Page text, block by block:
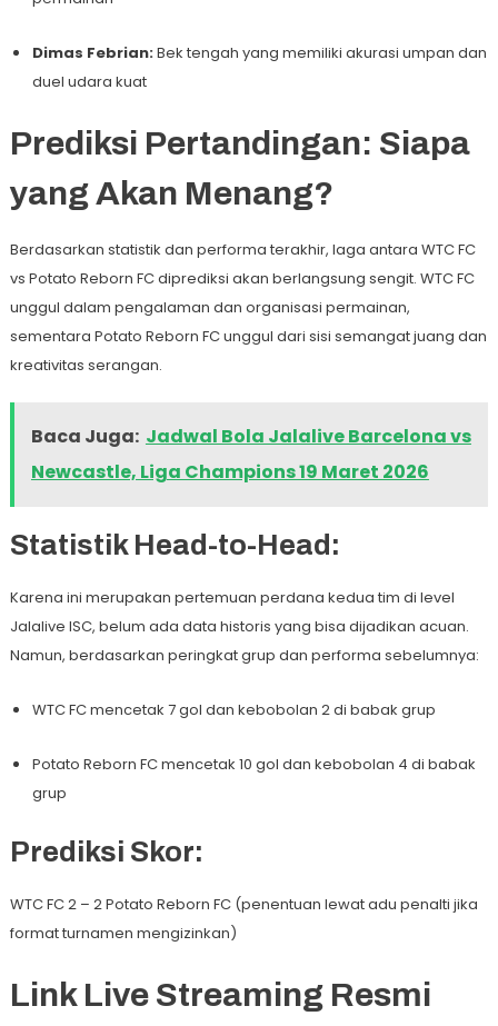
Dimas Febrian:Bek tengah yang memiliki akurasi umpan dan
duel udara kuat
Prediksi Pertandingan: Siapa
yang Akan Menang?
Berdasarkan statistik dan performa terakhir, laga antara WTC FC
vs Potato Reborn FC diprediksi akan berlangsung sengit. WTC FC
unggul dalam pengalaman dan organisasi permainan,
sementara Potato Reborn FC unggul dari sisi semangat juang dan
kreativitas serangan.
Baca Juga: Jadwal Bola Jalalive Barcelona vs
Newcastle, Liga Champions 19 Maret 2026
Statistik Head-to-Head:
Karena ini merupakan pertemuan perdana kedua tim di level
Jalalive ISC, belum ada data historis yang bisa dijadikan acuan.
Namun, berdasarkan peringkat grup dan performa sebelumnya:
WTC FC mencetak 7 gol dan kebobolan 2 di babak grup
Potato Reborn FC mencetak 10 gol dan kebobolan 4 di babak
grup
Prediksi Skor:
WTC FC 2 – 2 Potato Reborn FC (penentuan lewat adu penalti jika
format turnamen mengizinkan)
Link Live Streaming Resmi